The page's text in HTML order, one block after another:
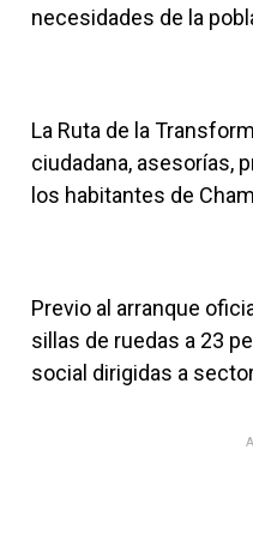
necesidades de la
La Ruta de la
ciudadana, asesorías,
los habitantes de
Previo al arranque
sillas de ruedas a 23
social dirigidas a